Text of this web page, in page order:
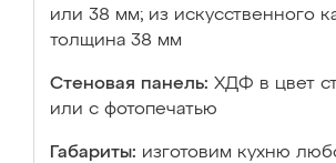
или 38 мм; из искусственного
толщина 38 мм
Стеновая панель: ХДФ в цвет
или с фотопечатью
Габариты: изготовим кухню